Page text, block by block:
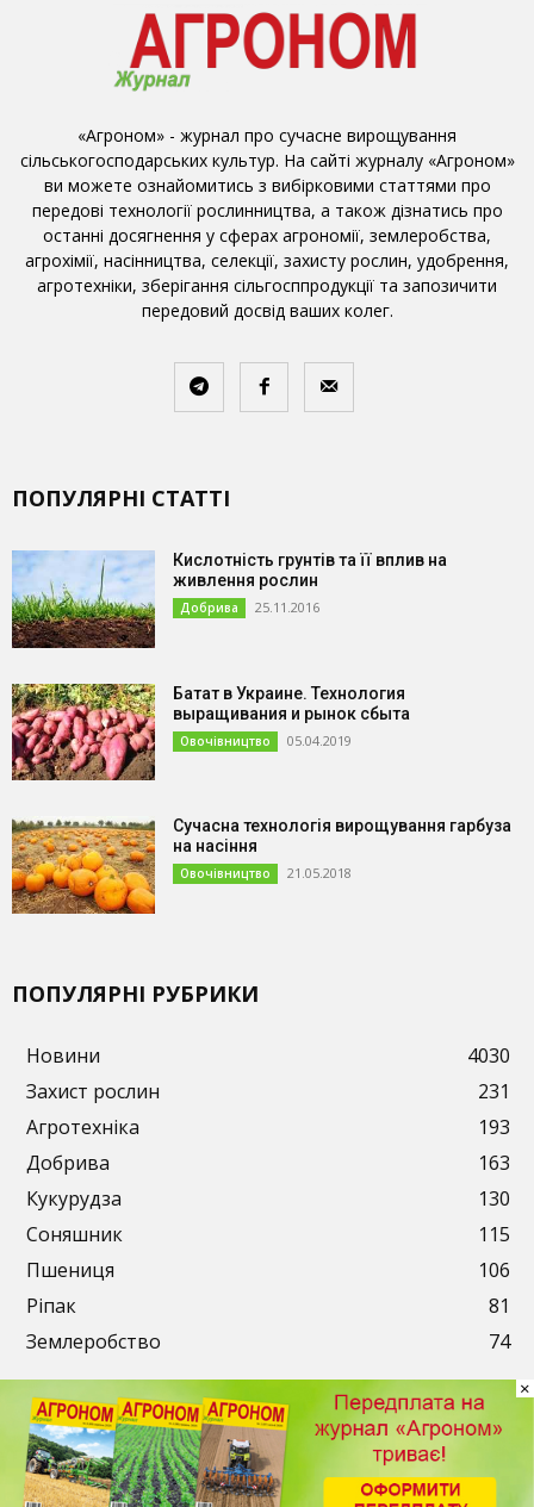
«Агроном» - журнал про сучасне вирощування
сільськогосподарських культур. На сайті журналу «Агроном»
ви можете ознайомитись з вибірковими статтями про
передові технології рослинництва, а також дізнатись про
останні досягнення у сферах агрономії, землеробства,
агрохімії, насінництва, селекції, захисту рослин, удобрення,
агротехніки, зберігання сільгосппродукції та запозичити
передовий досвід ваших колег.
ПОПУЛЯРНІ СТАТТІ
Кислотність грунтів та її вплив на
живлення рослин
Добрива 25.11.2016
Батат в Украине. Технология
выращивания и рынок сбыта
Овочівництво 05.04.2019
Сучасна технологія вирощування гарбуза
на насіння
Овочівництво 21.05.2018
ПОПУЛЯРНІ РУБРИКИ
Новини
4030
Захист рослин
231
Агротехніка
193
Добрива
163
Кукурудза
130
Соняшник
115
Пшениця
106
Ріпак
81
Землеробство
74
Публікації Рекламодавцям Контакти
×